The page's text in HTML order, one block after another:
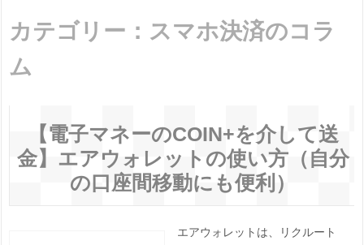
カテゴリー：スマホ決済のコラ
ム
【電子マネーのCOIN+を介して送
金】エアウォレットの使い方（自分
の口座間移動にも便利）
エアウォレットは、リクルート